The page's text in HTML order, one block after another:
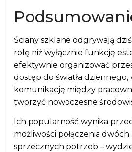
Ściany szklane odgrywają
rolę niż wyłącznie funkcję
efektywnie organizować
dostęp do światła dziennego,
komunikację między
tworzyć nowoczesne
Ich popularność wynika
możliwości połączenia
sprzecznych potrzeb –